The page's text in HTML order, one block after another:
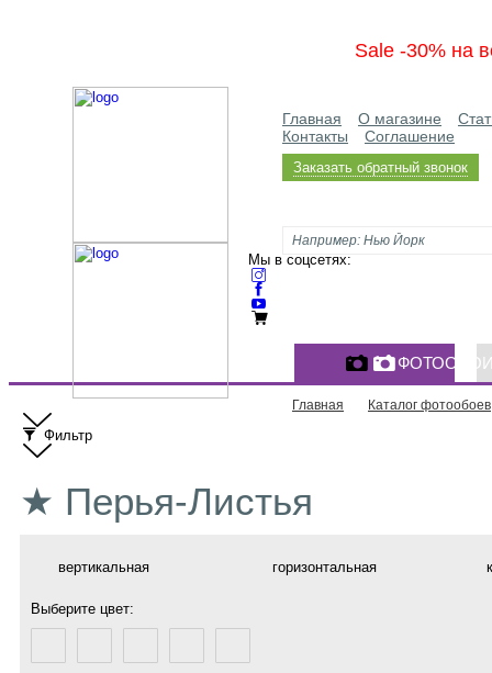
Sale -30% на
Главная О магазине
Контакты
Соглашение
Заказать обратный звонок
Мы в соцсетях:
Главная Каталог фотообоев
Фильтр
★ Перья-Листья
вертикальная горизонтальная
Выберите цвет: